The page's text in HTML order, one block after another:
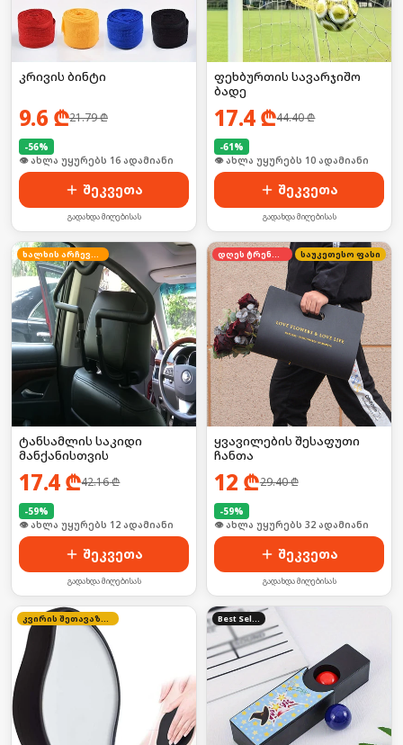
კრივის ბინტი
9.6 ₾21.79₾
-56%
🛒 ბოლო 24სთ-ში იყიდა 20-მა
შეკვეთა
გადახდა მიღებისას
ფეხბურთის სავარჯიშო
ბადე
17.4₾44.40₾
-61%
🛒 ბოლო 24სთ-ში იყიდა 12-მა
შეკვეთა
გადახდა მიღებისას
ხალხის არჩევანი
ტანსამლის საკიდი
მანქანისთვის
17.4₾42.16₾
-59%
🛒 ბოლო 24სთ-ში იყიდა 18-მა
შეკვეთა
გადახდა მიღებისას
დღეს ტრენდში საუკეთესო ფასი
ყვავილების შესაფუთი
ჩანთა
12 ₾29.40₾
-59%
🛒 ბოლო 24სთ-ში იყიდა 43-მა
შეკვეთა
გადახდა მიღებისას
კვირის შეთავაზება Best Seller